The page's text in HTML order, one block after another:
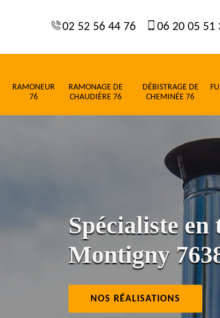
02 52 56 44 76 06 20 05 51
RAMONEUR
76
RAMONAGE DE
CHAUDIÈRE 76
DÉBISTRAGE DE
CHEMINÉE 76
Spécialiste en
Montigny
NOS RÉALISATIONS